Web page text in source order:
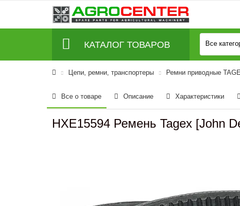
КАТАЛОГ ТОВАРОВ Все
Цепи, ремни, транспортеры Ремни приводные
Все о товаре Описание Характеристики
HXE15594 Ремень Tagex [John